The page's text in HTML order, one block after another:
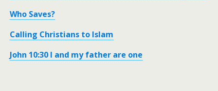
Who Saves?
Calling Christians to Islam
John 10:30 I and my father are one